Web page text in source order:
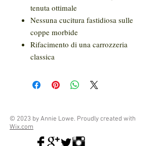
tenuta ottimale
Nessuna cucitura fastidiosa sulle
coppe morbide
Rifacimento di una carrozzeria
classica
© 2023 by Annie Lowe. Proudly created with
Wix.com